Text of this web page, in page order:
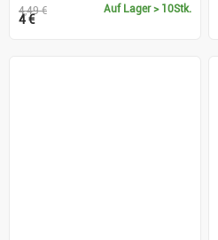
Auf Lager> 10Stk.
4,49 €
4 €